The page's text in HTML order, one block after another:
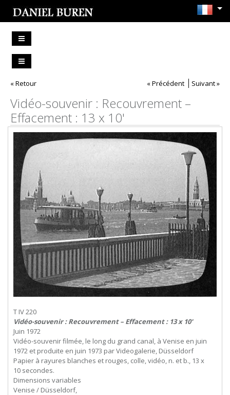
« Retour « Précédent Suivant »
Vidéo-souvenir : Recouvrement –
Effacement : 13 x 10'
T IV 220
Vidéo-souvenir : Recouvrement – Effacement : 13 x 10'
Juin 1972
Vidéo-souvenir filmée, le long du grand canal, à Venise en juin
1972 et produite en juin 1973 par Videogalerie, Düsseldorf
Papier à rayures blanches et rouges, colle, vidéo, n. et b., 13 x
10 secondes.
Dimensions variables
Venise / Düsseldorf,